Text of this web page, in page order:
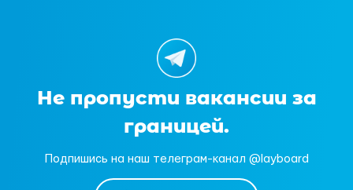
Не пропусти вакансии за
границей.
Подпишись на наш телеграм-канал @layboard